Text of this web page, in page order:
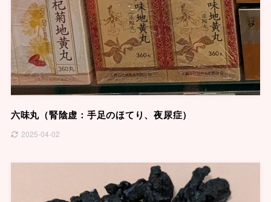
六味丸（腎陰虚：手足のほてり、夜尿症）
2025-04-02